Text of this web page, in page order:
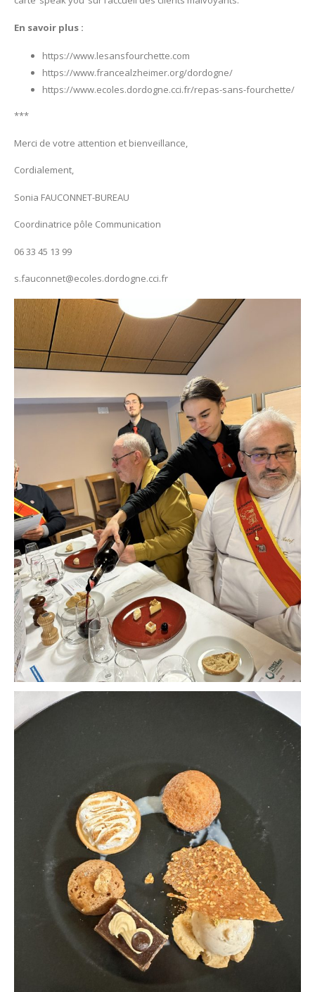
En savoir plus :
https://www.lesansfourchette.com
https://www.francealzheimer.org/dordogne/
https://www.ecoles.dordogne.cci.fr/repas-sans-fourchette/
***
Merci de votre attention et bienveillance,
Cordialement,
Sonia FAUCONNET-BUREAU
Coordinatrice pôle Communication
06 33 45 13 99
s.fauconnet@ecoles.dordogne.cci.fr